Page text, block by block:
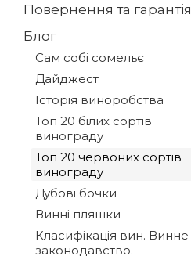
Повернення та гарантія
Блог
Сам собі сомельє
Дайджест
Історія виноробства
Топ 20 білих сортів
винограду
Топ 20 червоних сортів
винограду
Дубові бочки
Винні пляшки
Класифікація вин. Винне
законодавство.